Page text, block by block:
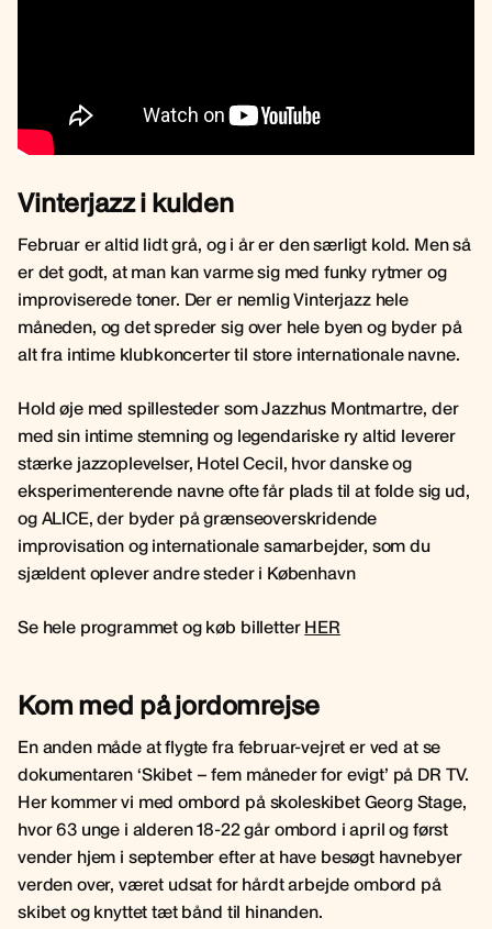
Vinterjazz i kulden
Februar er altid lidt grå, og i år er den særligt kold. Men så
er det godt, at man kan varme sig med funky rytmer og
improviserede toner. Der er nemlig Vinterjazz hele
måneden, og det spreder sig over hele byen og byder på
alt fra intime klubkoncerter til store internationale navne.
Hold øje med spillesteder som Jazzhus Montmartre, der
med sin intime stemning og legendariske ry altid leverer
stærke jazzoplevelser, Hotel Cecil, hvor danske og
eksperimenterende navne ofte får plads til at folde sig ud,
og ALICE, der byder på grænseoverskridende
improvisation og internationale samarbejder, som du
sjældent oplever andre steder i København
Se hele programmet og køb billetterHER
Kom med på jordomrejse
En anden måde at flygte fra februar-vejret er ved at se
dokumentaren ‘Skibet – fem måneder for evigt’ på DR TV.
Her kommer vi med ombord på skoleskibet Georg Stage,
hvor 63 unge i alderen 18-22 går ombord i april og først
vender hjem i september efter at have besøgt havnebyer
verden over, været udsat for hårdt arbejde ombord på
skibet og knyttet tæt bånd til hinanden.